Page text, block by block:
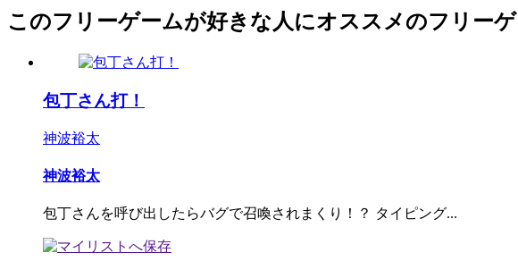
このフリーゲームが好きな人にオススメのフリー
包丁さん打！
神波裕太
神波裕太
包丁さんを呼び出したらバグで召喚されまくり！？ タイピング...